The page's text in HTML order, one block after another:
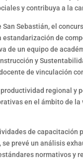
y contribuya a la
Sebastián, el
de
de un equipo de
y
de vinculación
regional y
en el ámbito de
de capacitación
se prevé un análisis
normativos y